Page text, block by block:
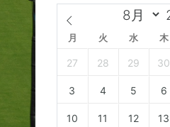
月 火 水 木
27 28 29 30
3 4 5 6
10 11 12 13